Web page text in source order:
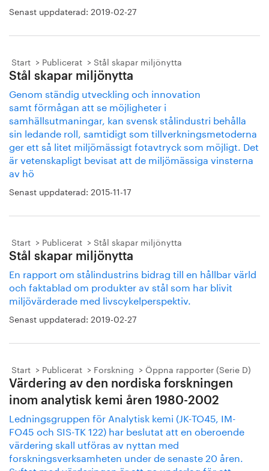
Senast uppdaterad: 2019-02-27
Start Publicerat Stål skapar miljönytta
Stål skapar miljönytta
Genom ständig utveckling och innovation
samt förmågan att se möjligheter i
samhällsutmaningar, kan svensk stålindustri behålla
sin ledande roll, samtidigt som tillverkningsmetoderna
ger ett så litet miljömässigt fotavtryck som möjligt. Det
är vetenskapligt bevisat att de miljömässiga vinsterna
av hö
Senast uppdaterad: 2015-11-17
Start Publicerat Stål skapar miljönytta
Stål skapar miljönytta
En rapport om stålindustrins bidrag till en hållbar värld
och faktablad om produkter av stål som har blivit
miljövärderade med livscykelperspektiv.
Senast uppdaterad: 2019-02-27
Start Publicerat Forskning Öppna rapporter (Serie D)
Värdering av den nordiska forskningen
inom analytisk kemi åren 1980-2002
Ledningsgruppen för Analytisk kemi (JK-TO45, IM-
FO45 och SIS-TK 122) har beslutat att en oberoende
värdering skall utföras av nyttan med
forskningsverksamheten under de senaste 20 åren.